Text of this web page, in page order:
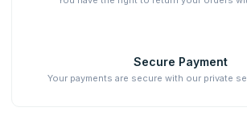
Secure Payment
Your payments are secure with our private